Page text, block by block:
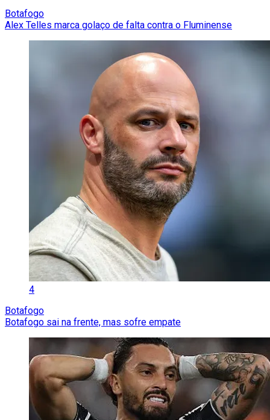
Botafogo
Alex Telles marca golaço de falta contra o Fluminense
4
Botafogo
Botafogo sai na frente, mas sofre empate